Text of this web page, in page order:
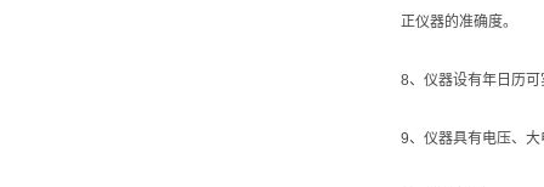
正仪器的准确度。
8、仪器设有年日历
9、仪器具有电压、